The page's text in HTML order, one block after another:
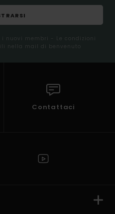
nuovi membri - Le condizioni
nella mail di benvenuto
Contattaci